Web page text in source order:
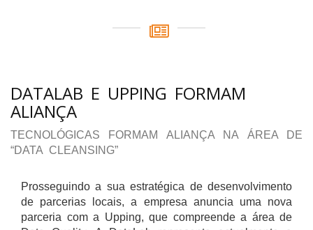
DATALAB E UPPING FORMAM
ALIANÇA
TECNOLÓGICAS FORMAM ALIANÇA NA ÁREA DE
“DATA CLEANSING”
Prosseguindo a sua estratégica de desenvolvimento
de parcerias locais, a empresa anuncia uma nova
parceria com a Upping, que compreende a área de